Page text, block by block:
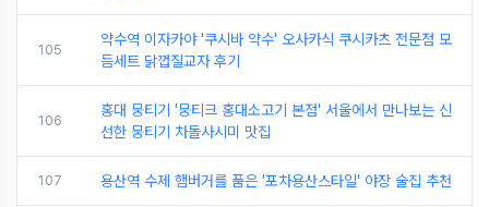
105
약수역 이자카야 '쿠시바 약수' 오사카식 쿠시카츠 전문점 모
듬세트 닭껍질교자 후기
106
홍대 뭉티기 '뭉티크 홍대소고기 본점' 서울에서 만나보는 신
선한 뭉티기 차돌사시미 맛집
107 용산역 수제 햄버거를 품은 '포차용산스타일' 야장 술집 추천